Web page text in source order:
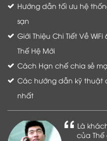
Hướng dẫn tối ưu hệ
sạn
Giới Thiệu Chi Tiết Về
Thế Hệ Mới
Cách Hạn chế chia sẻ
Các hướng dẫn kỹ thuật
nhất
Là
của